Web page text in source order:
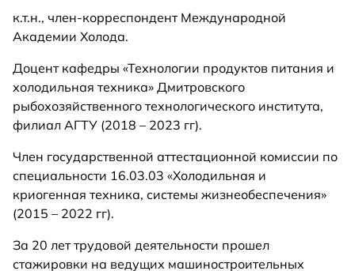
к.т.н., член-корреспондент Международной
Академии Холода.
Доцент кафедры «Технологии продуктов питания и
холодильная техника» Дмитровского
рыбохозяйственного технологического института,
филиал АГТУ (2018 – 2023 гг).
Член государственной аттестационной комиссии по
специальности 16.03.03 «Холодильная и
криогенная техника, системы жизнеобеспечения»
(2015 – 2022 гг).
За 20 лет трудовой деятельности прошел
стажировки на ведущих машиностроительных